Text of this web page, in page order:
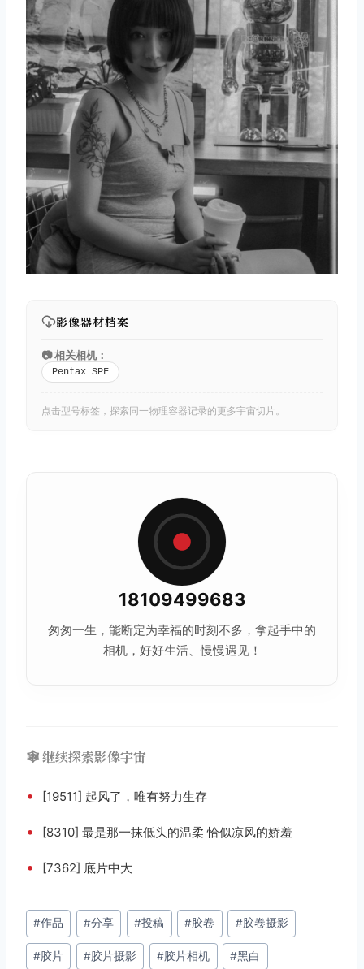
影像器材档案
📷 相关相机：
Pentax SPF
点击型号标签，探索同一物理容器记录的更多宇宙切片。
18109499683
匆匆一生，能断定为幸福的时刻不多，拿起手中的
相机，好好生活、慢慢遇见！
🕸️ 继续探索影像宇宙
• [19511] 起风了，唯有努力生存
• [8310] 最是那一抹低头的温柔 恰似凉风的娇羞
• [7362] 底片中大
文
章
标
#作品 #分享 #投稿 #胶卷 #胶卷摄影
#胶片 #胶片摄影 #胶片相机 #黑白
取消